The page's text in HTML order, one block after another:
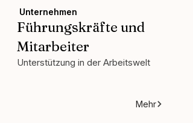
Unternehmen
Führungskräfte und
Mitarbeiter
Unterstützung in der Arbeitswelt
Mehr